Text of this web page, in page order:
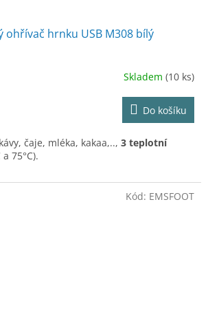
ohřívač hrnku USB M308 bílý
Skladem (10 ks)
Do košíku
čaje, mléka, kakaa,.., 3 teplotní
a 75°C).
Kód: EMSFOOT